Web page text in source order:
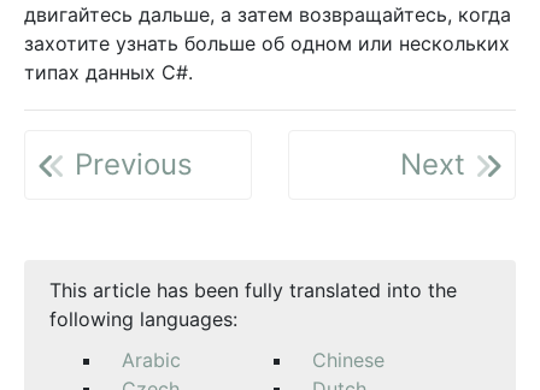
двигайтесь дальше, а затем возвращайтесь, когда
захотите узнать больше об одном или нескольких
типах данных C#.
Previous Next
This article has been fully translated into the
following languages:
Arabic
Chinese